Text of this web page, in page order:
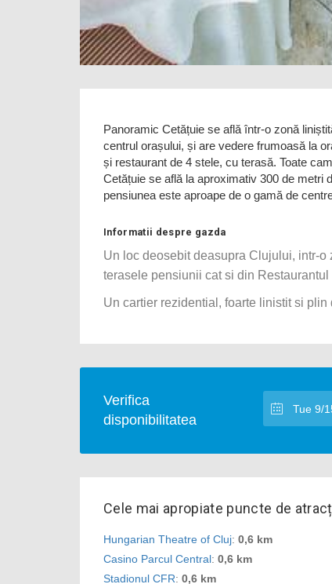
Panoramic Cetățuie se află într-o zonă
centrul orașului, și are vedere frumoasă la
și restaurant de 4 stele, cu terasă. Toate
Cetățuie se află la aproximativ 300 de metri
pensiunea este aproape de o gamă de
Informatii despre gazda
Un loc deosebit deasupra Clujului, intr-
terasele pensiunii cat si din Restaurantul
Un cartier rezidential, foarte linistit si plin
Verifica
disponibilitatea
Cele mai apropiate puncte de
Hungarian Theatre of Cluj: 0,6 km
Casino Parcul Central: 0,6 km
Stadionul CFR: 0,6 km